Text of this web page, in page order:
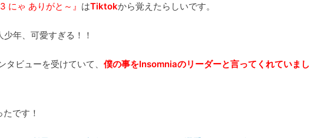
3 にゃ ありがと～』 はTiktokから覚えたらしいです。
少年、可愛すぎる！！
タビューを受けていて、 僕の事をInsomniaのリーダーと言ってくれていまし
です！